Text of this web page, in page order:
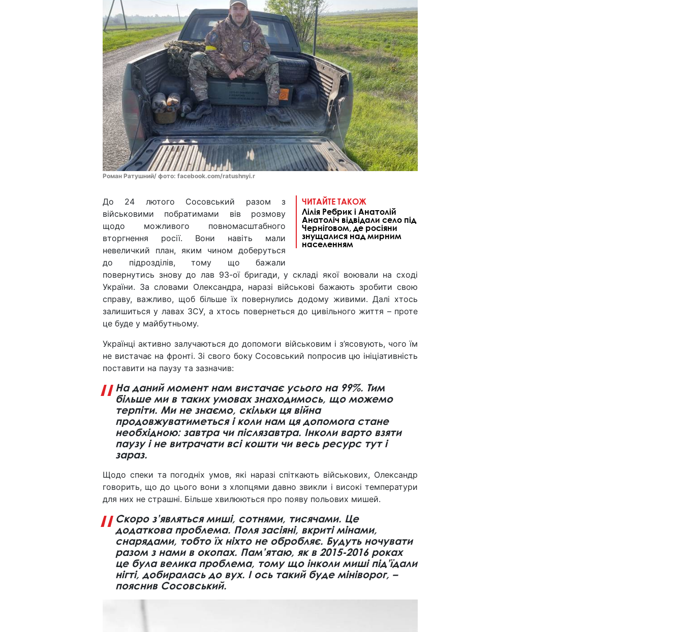
Роман Ратушний/ фото: facebook.com/ratushnyi.r
ЧИТАЙТЕ ТАКОЖ
Лілія Ребрик і Анатолій
Анатоліч відвідали село під
Черніговом, де росіяни
знущалися над мирним
населенням
До 24 лютого Сосовський разом з
військовими побратимами вів розмову
щодо можливого повномасштабного
вторгнення росії. Вони навіть мали
невеличкий план, яким чином доберуться
до підрозділів, тому що бажали
повернутись знову до лав 93-ої бригади, у складі якої воювали на сході
України. За словами Олександра, наразі військові бажають зробити свою
справу, важливо, щоб більше їх повернулись додому живими. Далі хтось
залишиться у лавах ЗСУ, а хтось повернеться до цивільного життя – проте
це буде у майбутньому.
Українці активно залучаються до допомоги військовим і з’ясовують, чого їм
не вистачає на фронті. Зі свого боку Сосовський попросив цю ініціативність
поставити на паузу та зазначив:
На даний момент нам вистачає усього на 99%. Тим
більше ми в таких умовах знаходимось, що можемо
терпіти. Ми не знаємо, скільки ця війна
продовжуватиметься і коли нам ця допомога стане
необхідною: завтра чи післязавтра. Інколи варто взяти
паузу і не витрачати всі кошти чи весь ресурс тут і
зараз.
Щодо спеки та погодніх умов, які наразі спіткають військових, Олександр
говорить, що до цього вони з хлопцями давно звикли і високі температури
для них не страшні. Більше хвилюються про появу польових мишей.
Скоро з’являться миші, сотнями, тисячами. Це
додаткова проблема. Поля засіяні, вкриті мінами,
снарядами, тобто їх ніхто не обробляє. Будуть ночувати
разом з нами в окопах. Пам’ятаю, як в 2015-2016 роках
це була велика проблема, тому що інколи миші під’їдали
нігті, добиралась до вух. І ось такий буде мініворог, –
пояснив Сосовський.